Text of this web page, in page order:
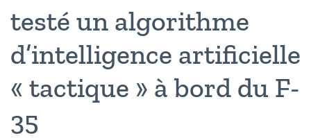
testé un algorithme
d’intelligence artificielle
« tactique » à bord du F-
35